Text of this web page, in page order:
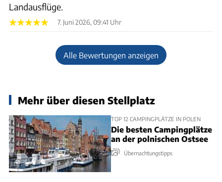
Landausflüge.
7. Juni 2026, 09:41 Uhr
Alle Bewertungen anzeigen
Mehr über diesen Stellplatz
TOP 12 CAMPINGPLÄTZE IN POLEN
Die besten Campingplätze
an der polnischen Ostsee
Übernachtungstipps